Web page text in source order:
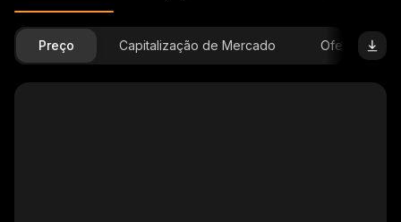
Preço Capitalização de Mercado Oferta